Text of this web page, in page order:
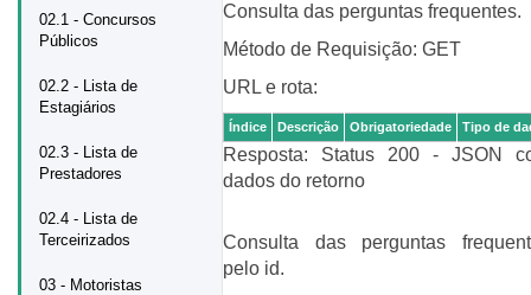
02.1 - Concursos
Públicos
02.2 - Lista de
Estagiários
02.3 - Lista de
Prestadores
02.4 - Lista de
Terceirizados
03 - Motoristas
Consulta das perguntas frequentes.
Método de Requisição: GET
URL e rota:
Índice Descrição Obrigatoriedade Tipo de
Resposta: Status 200 - JSON
dados do retorno
Consulta das perguntas
pelo id.